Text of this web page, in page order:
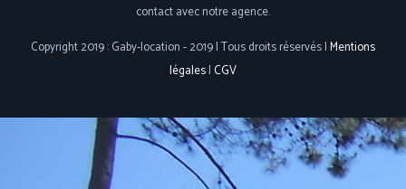
contact avec notre agence.
Copyright 2019 : Gaby-location - 2019 | Tous droits réservés |Mentions
légales| CGV